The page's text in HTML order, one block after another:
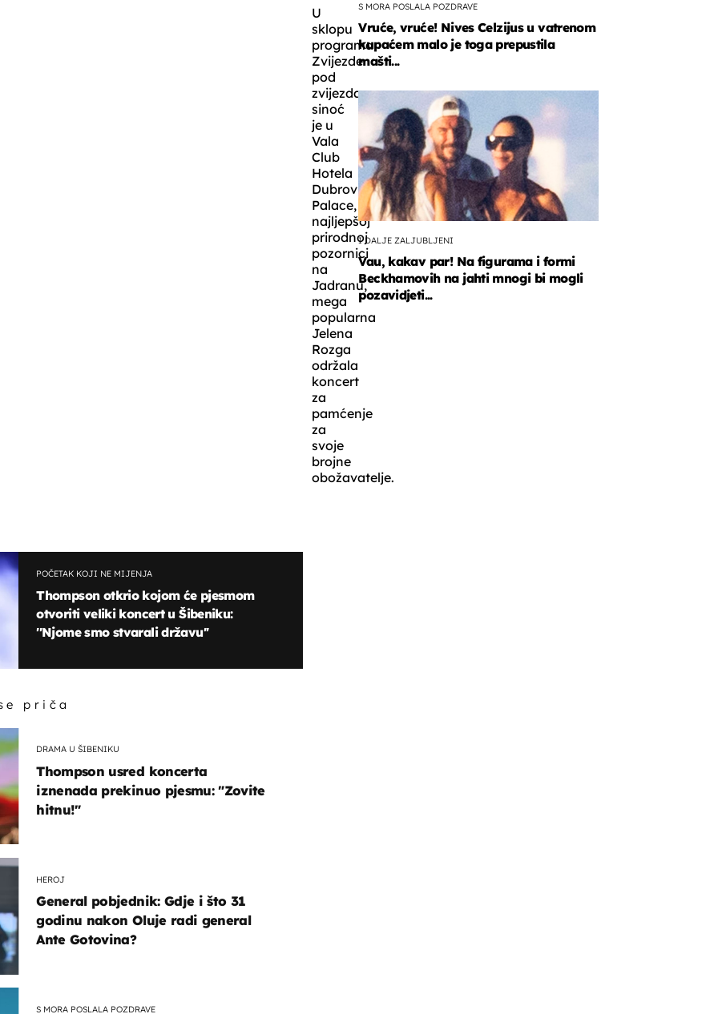
U
sklopu
programa
Zvijezde
pod
zvijezdama
sinoć
je u
Vala
Club
Hotela
Dubrovnik
Palace,
najljepšoj
prirodnoj
pozornici
na
Jadranu,
mega
popularna
Jelena
Rozga
održala
koncert
za
pamćenje
za
svoje
brojne
obožavatelje.
POČETAK KOJI NE MIJENJA
Thompson otkrio kojom će pjesmom
otvoriti veliki koncert u Šibeniku:
''Njome smo stvarali državu''
priča
DRAMA U ŠIBENIKU
Thompson usred koncerta
iznenada prekinuo pjesmu: "Zovite
hitnu!"
HEROJ
General pobjednik: Gdje i što 31
godinu nakon Oluje radi general
Ante Gotovina?
S MORA POSLALA POZDRAVE
S MORA POSLALA POZDRAVE
Vruće, vruće! Nives Celzijus u vatrenom
kupaćem malo je toga prepustila
mašti...
I DALJE ZALJUBLJENI
Vau, kakav par! Na figurama i formi
Beckhamovih na jahti mnogi bi mogli
pozavidjeti...